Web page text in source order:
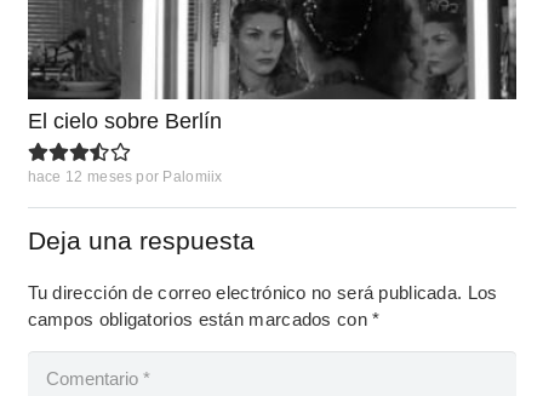
El cielo sobre Berlín
hace 12 meses por Palomiix
Deja una respuesta
Tu dirección de correo electrónico no será publicada. Los
campos obligatorios están marcados con*